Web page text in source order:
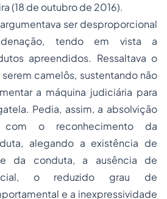
(18 de outubro de 2016).
ser desproporcional
tendo em vista a
apreendidos. Ressaltava o
camelôs, sustentando não
a máquina judiciária para
Pedia, assim, a absolvição
com o reconhecimento da
alegando a existência de
da conduta, a ausência de
o reduzido grau de
e a inexpressividade